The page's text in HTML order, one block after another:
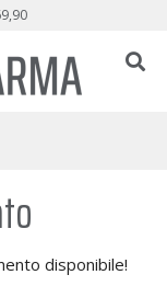
disponibile!